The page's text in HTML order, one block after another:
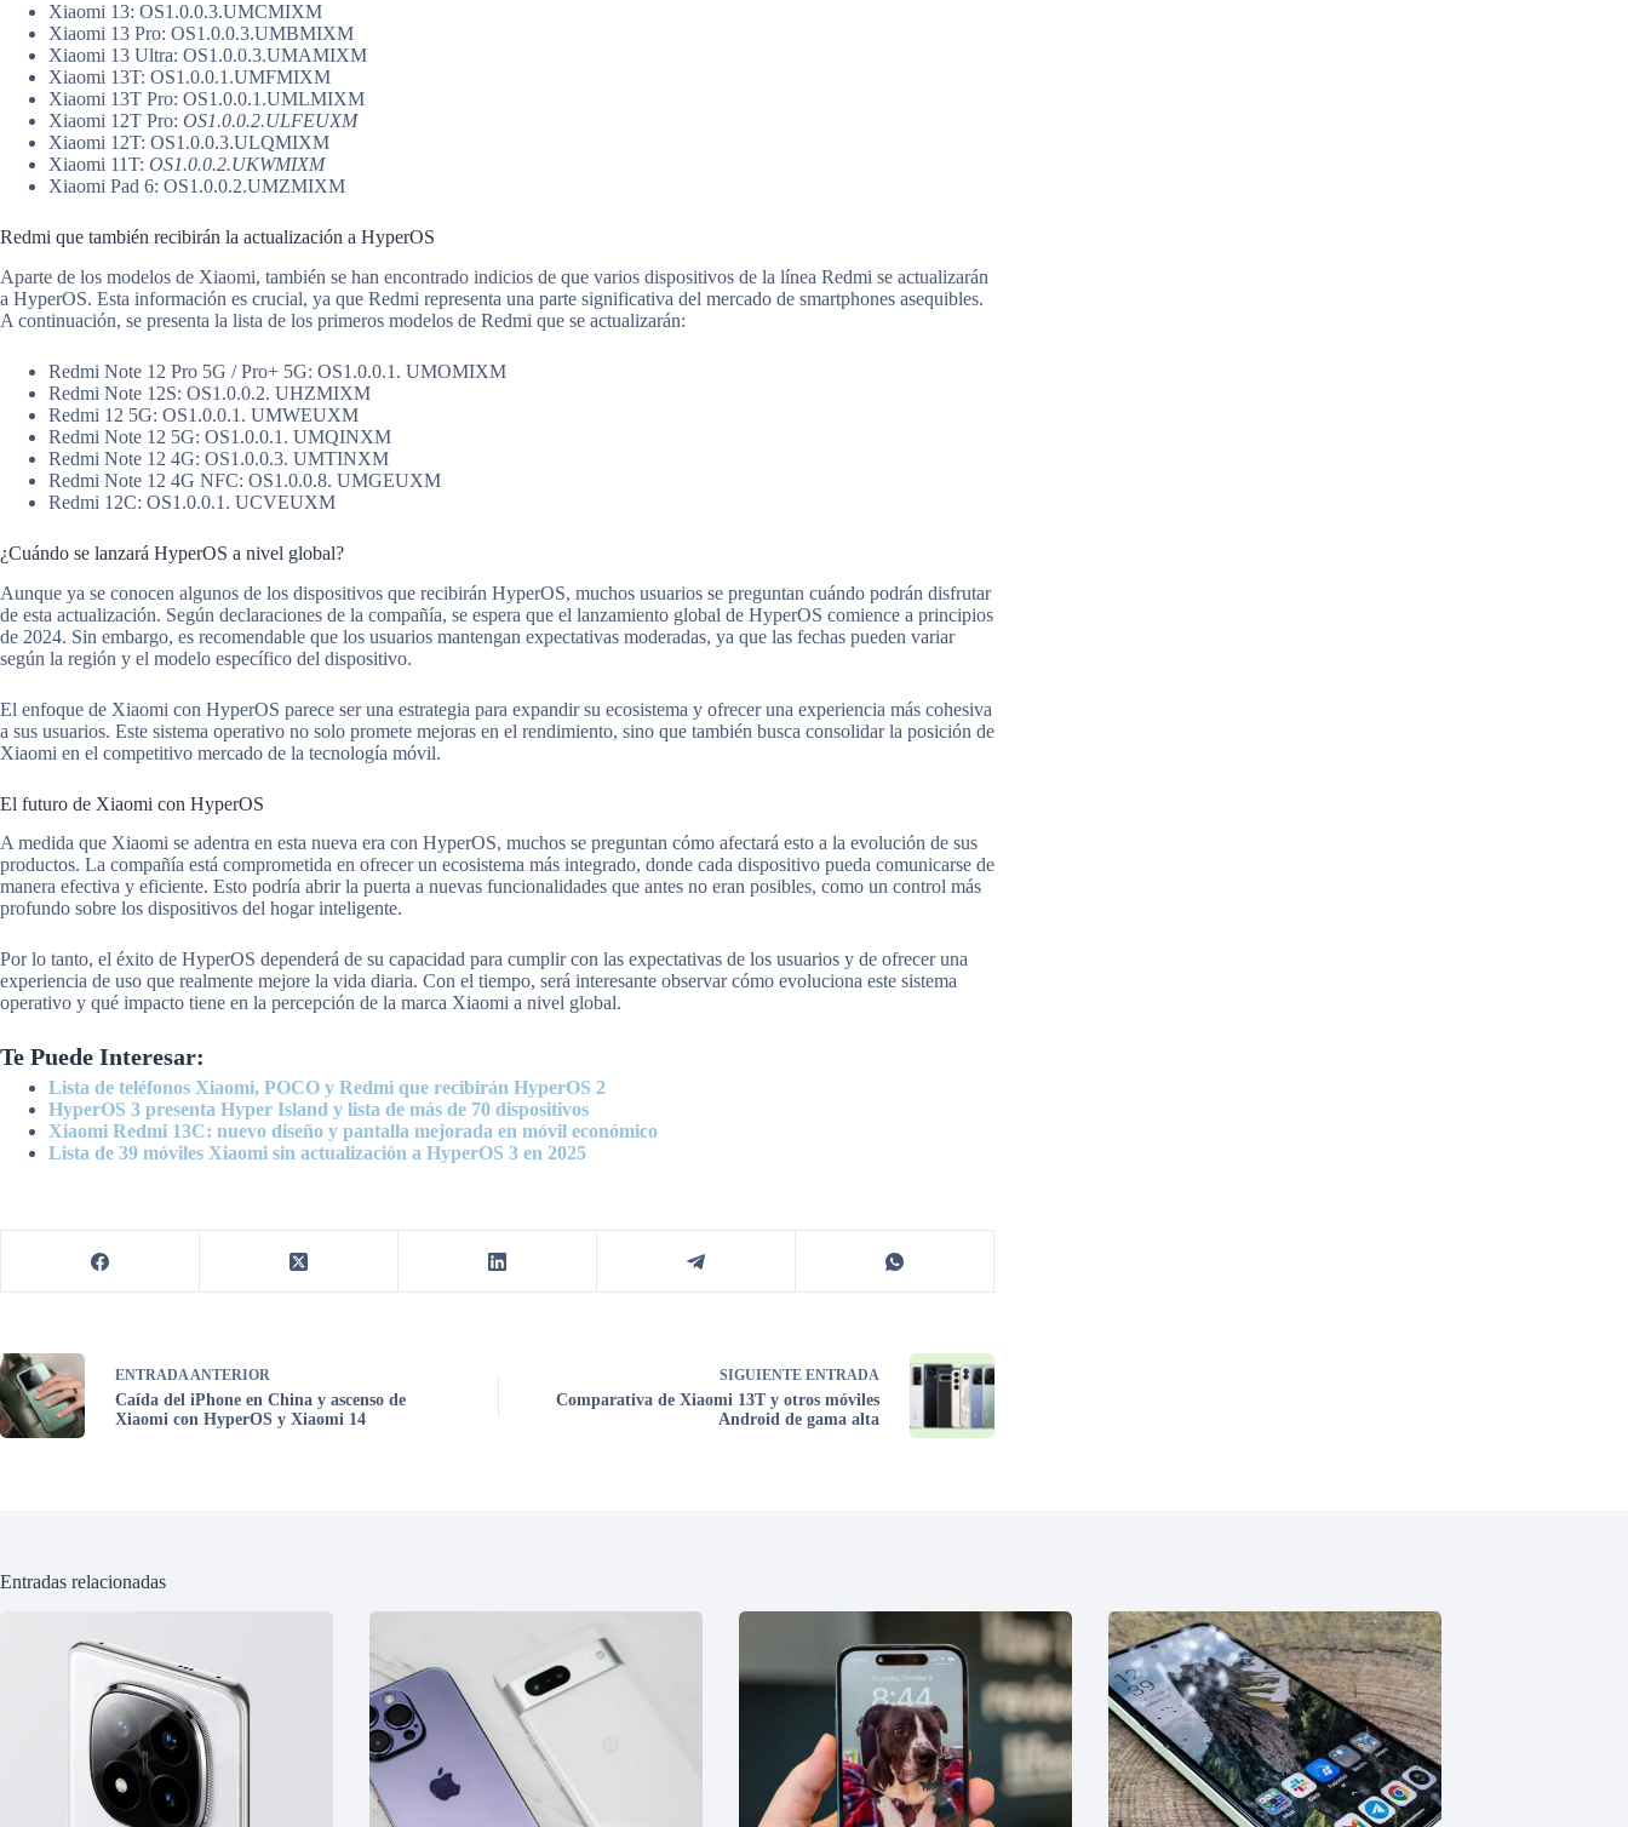
Xiaomi 13: OS1.0.0.3.UMCMIXM
Xiaomi 13 Pro: OS1.0.0.3.UMBMIXM
Xiaomi 13 Ultra: OS1.0.0.3.UMAMIXM
Xiaomi 13T: OS1.0.0.1.UMFMIXM
Xiaomi 13T Pro: OS1.0.0.1.UMLMIXM
Xiaomi 12T Pro: OS1.0.0.2.ULFEUXM
Xiaomi 12T: OS1.0.0.3.ULQMIXM
Xiaomi 11T: OS1.0.0.2.UKWMIXM
Xiaomi Pad 6: OS1.0.0.2.UMZMIXM
Redmi que también recibirán la actualización a HyperOS
Aparte de los modelos de Xiaomi, también se han encontrado indicios de que varios dispositivos de la línea Redmi se actualizarán
a HyperOS. Esta información es crucial, ya que Redmi representa una parte significativa del mercado de smartphones asequibles.
A continuación, se presenta la lista de los primeros modelos de Redmi que se actualizarán:
Redmi Note 12 Pro 5G / Pro+ 5G: OS1.0.0.1. UMOMIXM
Redmi Note 12S: OS1.0.0.2. UHZMIXM
Redmi 12 5G: OS1.0.0.1. UMWEUXM
Redmi Note 12 5G: OS1.0.0.1. UMQINXM
Redmi Note 12 4G: OS1.0.0.3. UMTINXM
Redmi Note 12 4G NFC: OS1.0.0.8. UMGEUXM
Redmi 12C: OS1.0.0.1. UCVEUXM
¿Cuándo se lanzará HyperOS a nivel global?
Aunque ya se conocen algunos de los dispositivos que recibirán HyperOS, muchos usuarios se preguntan cuándo podrán disfrutar
de esta actualización. Según declaraciones de la compañía, se espera que el lanzamiento global de HyperOS comience a principios
de 2024. Sin embargo, es recomendable que los usuarios mantengan expectativas moderadas, ya que las fechas pueden variar
según la región y el modelo específico del dispositivo.
El enfoque de Xiaomi con HyperOS parece ser una estrategia para expandir su ecosistema y ofrecer una experiencia más cohesiva
a sus usuarios. Este sistema operativo no solo promete mejoras en el rendimiento, sino que también busca consolidar la posición de
Xiaomi en el competitivo mercado de la tecnología móvil.
El futuro de Xiaomi con HyperOS
A medida que Xiaomi se adentra en esta nueva era con HyperOS, muchos se preguntan cómo afectará esto a la evolución de sus
productos. La compañía está comprometida en ofrecer un ecosistema más integrado, donde cada dispositivo pueda comunicarse de
manera efectiva y eficiente. Esto podría abrir la puerta a nuevas funcionalidades que antes no eran posibles, como un control más
profundo sobre los dispositivos del hogar inteligente.
Por lo tanto, el éxito de HyperOS dependerá de su capacidad para cumplir con las expectativas de los usuarios y de ofrecer una
experiencia de uso que realmente mejore la vida diaria. Con el tiempo, será interesante observar cómo evoluciona este sistema
operativo y qué impacto tiene en la percepción de la marca Xiaomi a nivel global.
Te Puede Interesar:
Lista de teléfonos Xiaomi, POCO y Redmi que recibirán HyperOS 2
HyperOS 3 presenta Hyper Island y lista de más de 70 dispositivos
Xiaomi Redmi 13C: nuevo diseño y pantalla mejorada en móvil económico
Lista de 39 móviles Xiaomi sin actualización a HyperOS 3 en 2025
ENTRADAANTERIOR
Caída del iPhone en China y ascenso de
Xiaomi con HyperOS y Xiaomi 14
SIGUIENTEENTRADA
Comparativa de Xiaomi 13T y otros móviles
Android de gama alta
Entradas relacionadas